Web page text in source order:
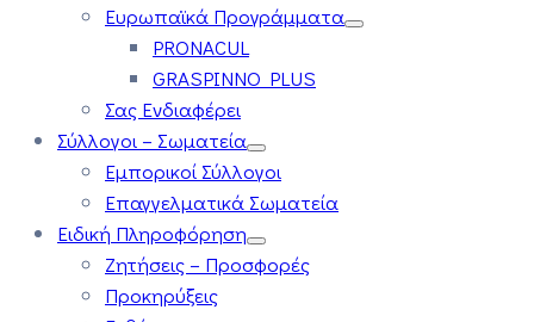
Ευρωπαϊκά Προγράμματα
PRONACUL
GRASPINNO PLUS
Σας Ενδιαφέρει
Σύλλογοι – Σωματεία
Εμπορικοί Σύλλογοι
Επαγγελματικά Σωματεία
Ειδική Πληροφόρηση
Ζητήσεις – Προσφορές
Προκηρύξεις